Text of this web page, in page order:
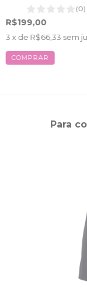
(0)
R$199,00
3 x de R$66,33 sem
COMPRAR
Para